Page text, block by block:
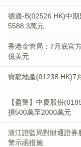
德適-B(02526.HK)中
5588.3萬元
香港金管局：7月底官
億美元
寶龍地產(01238.HK)7
【盈警】中慶股份
損500萬至2000萬元
浙江證監局對財通證券
警示函措施